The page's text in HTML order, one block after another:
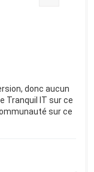
donc aucun
Tranquil IT sur ce
sur ce